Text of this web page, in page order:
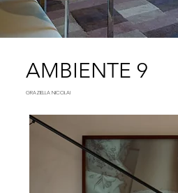
AMBIENTE 9
GRAZIELLA NICOLAI